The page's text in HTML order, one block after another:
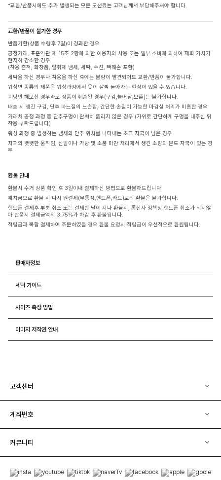
*교환/반품시에도 추가 발생되는 모든 도선료는 고객님께서 부담해주셔야 합니다.
교환/반품이 불가한 경우
반품기한(상품 수령후 7일)이 경과한 경우
공정거래, 표준약관 제 15조 2항에 의한 이용자의 사용 또는 일부 소비에 의하여 재화 가치가
현저히 감소한 경우
(착용 흔적, 화장품, 탈취제 냄새, 세탁, 수선, 택훼손 포함)
세탁을 하신 경우나 착용을 하신 후에는 불량이 발견되어도 교환/반품이 불가합니다.
워싱면 종류의 제품은 워싱과정에서 옷이 살짝 돌아가는 현상이 있을 수 있습니다.
피팅만 해보신 경우라도 상품이 훼손된 경우(구김,늘어남,보풀)는 불가합니다.
배송 시 생긴 구김, 단추 바느질의 느슨함, 간단한 손질이 가능한 마감실 처리가 미흡한 경우
거래처 공정 과정 중 단추구멍이 완벽히 뚫리지 않은 경우 (가위로 간단하게 구멍을 내주신 뒤
착용 부탁드립니다)
워싱 과정 중 발생하는 냄새와 단추 위치를 나타내는 초크 자국이 남은 경우
지퍼의 뻣뻣한 움직임, 신발이나 가방 및 소품 마감 처리에서 생긴 소량의 본드 자국이 있는 경
우
환불 안내
환불시 수거 상품 확인 후 3일이내 결제하신 방법으로 환불해드립니다
예치금으로 환불 시 다시 원결제(무통장,핸드폰,카드)로의 환불은 불가합니다.
핸드폰 결제후 부분 취소 또는 결제한 달이 지나 환불시, 통신사 정책상 핸드폰 취소가 되지않
아 반품시 결제금액의 3.75%가 차감 후 환불됩니다.
적립금과 복합 결제하여 주문하였을 경우 환불 요청시 적립금이 우선적으로 환원됩니다.
판매자정보
세탁 가이드
사이즈 측정 방법
이미지 저작권 안내
고객센터
계좌번호
커뮤니티